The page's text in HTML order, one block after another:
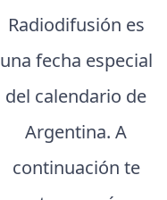
Radiodifusión es
una fecha especial
del calendario de
Argentina. A
continuación te